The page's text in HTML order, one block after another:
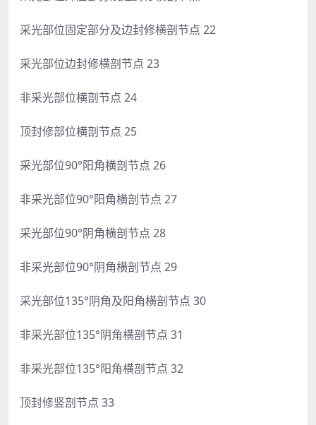
采光部位固定部分及边封修横剖节点 22
采光部位边封修横剖节点 23
非采光部位横剖节点 24
顶封修部位横剖节点 25
采光部位90°阳角横剖节点 26
非采光部位90°阳角横剖节点 27
采光部位90°阴角横剖节点 28
非采光部位90°阴角横剖节点 29
采光部位135°阴角及阳角横剖节点 30
非采光部位135°阴角横剖节点 31
非采光部位135°阳角横剖节点 32
顶封修竖剖节点 33